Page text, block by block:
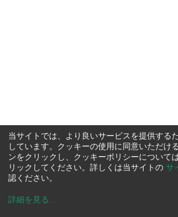
当サイトでは、より良いサービスを提供する
しています。クッキーの使用に同意いただけ
ンをクリックし、クッキーポリシーについて
リックしてください。詳しくは当サイトの サ
認ください。
詳細を見る ...